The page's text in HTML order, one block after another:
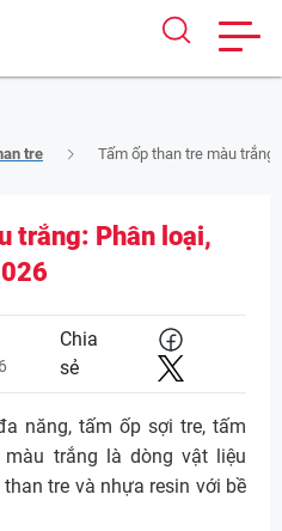
tre Tấm ốp than tre màu
trắng: Phân loại,
Chia
sẻ
năng, tấm ốp sợi tre, tấm
màu trắng là dòng vật liệu
tre và nhựa resin với bề